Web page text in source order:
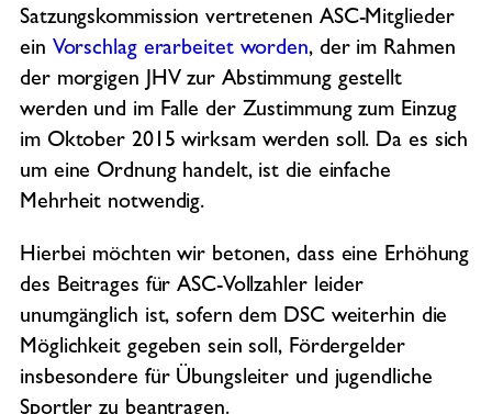
Satzungskommission vertretenen ASC-Mitglieder
ein Vorschlag erarbeitet worden, der im Rahmen
der morgigen JHV zur Abstimmung gestellt
werden und im Falle der Zustimmung zum Einzug
im Oktober 2015 wirksam werden soll. Da es sich
um eine Ordnung handelt, ist die einfache
Mehrheit notwendig.
Hierbei möchten wir betonen, dass eine Erhöhung
des Beitrages für ASC-Vollzahler leider
unumgänglich ist, sofern dem DSC weiterhin die
Möglichkeit gegeben sein soll, Fördergelder
insbesondere für Übungsleiter und jugendliche
Sportler zu beantragen.